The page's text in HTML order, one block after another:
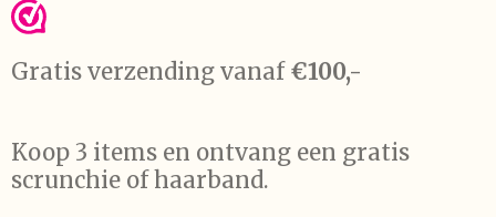
Gratis verzending vanaf€100,-
Koop 3 items en ontvang een gratis
scrunchie of haarband.